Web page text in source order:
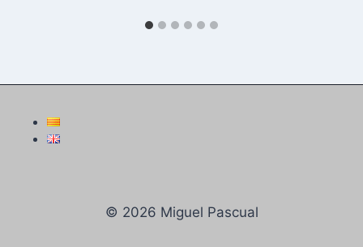
© 2026 Miguel Pascual